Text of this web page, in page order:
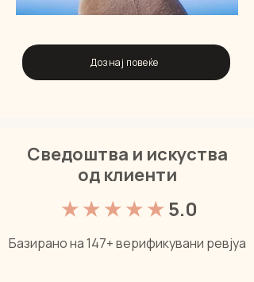
Дознај повеќе
Сведоштва и искуства
од клиенти
★ ★ ★ ★ ★5.0
Базирано на 147+ верификувани ревјуа